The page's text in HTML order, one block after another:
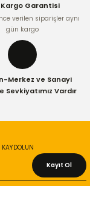
Kargo Garantisi
verilen siparişler aynı
gün kargo
Merkez ve Sanayi
Sevkiyatımız Vardır
Kayıt Ol